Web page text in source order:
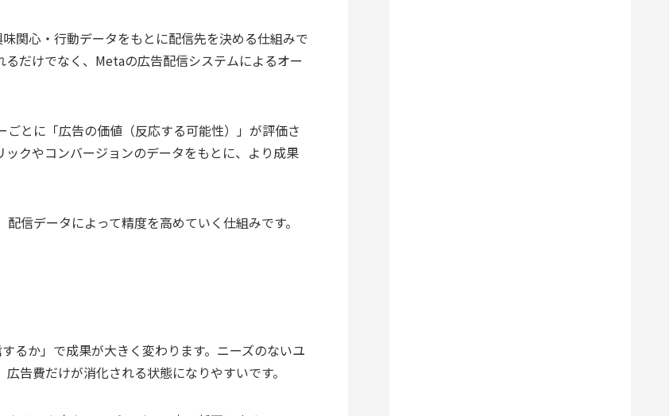
関心・行動データをもとに配信先を決める仕組みで
だけでなく、Metaの広告配信システムによるオー
とに「広告の価値（反応する可能性）」が評価さ
クやコンバージョンのデータをもとに、より成果
信データによって精度を高めていく仕組みです。
るか」で成果が大きく変わります。ニーズのないユ
告費だけが消化される状態になりやすいです。